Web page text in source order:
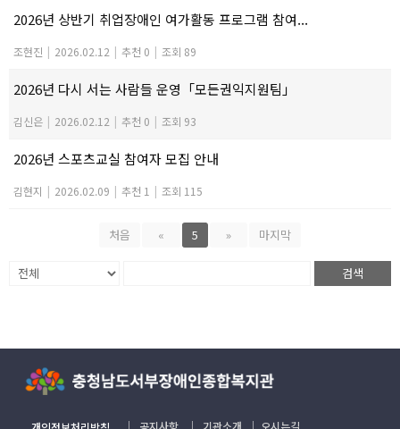
2026년 상반기 취업장애인 여가활동 프로그램 참여...
조현진 | 2026.02.12 | 추천 0 | 조회 89
2026년 다시 서는 사람들 운영「모든권익지원팀」
김신은 | 2026.02.12 | 추천 0 | 조회 93
2026년 스포츠교실 참여자 모집 안내
김현지 | 2026.02.09 | 추천 1 | 조회 115
처음 « 5 » 마지막
검색
｜ 공지사항 ｜ 기관소개 ｜ 오시는길